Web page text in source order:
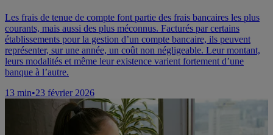
Les frais de tenue de compte font partie des frais bancaires les plus
courants, mais aussi des plus méconnus. Facturés par certains
établissements pour la gestion d’un compte bancaire, ils peuvent
représenter, sur une année, un coût non négligeable. Leur montant,
leurs modalités et même leur existence varient fortement d’une
banque à l’autre.
13 min•23 février 2026